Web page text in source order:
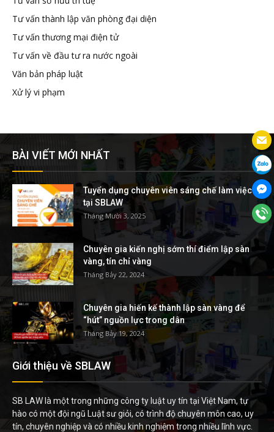
Tư vấn thành lập văn phòng đại diện
Tư vấn thương mại điện tử
Tư vấn về đầu tư ra nước ngoài
Văn bản pháp luật
Xử lý vi phạm
BÀI VIẾT MỚI NHẤT
Tuyển dụng chuyên viên sáng chế làm việc
tại SBLAW
Tháng Mười 3, 2025
Chuyên gia kiến nghị sớm thí điểm lập sàn
vàng, tín chỉ vàng
Tháng Bảy 22, 2024
Chuyên gia hiến kế thành lập sàn vàng để
“hút” nguồn lực trong dân
Tháng Bảy 19, 2024
Giới thiệu về SBLAW
SB LAW là một trong những công ty luật uy tín tại Việt Nam, tự
hào có một đội ngũ Luật sư giỏi, có trình độ chuyên môn cao, uy
tín, chuyên nghiệp và có nhiều kinh nghiệm trong nhiều lĩnh vực.